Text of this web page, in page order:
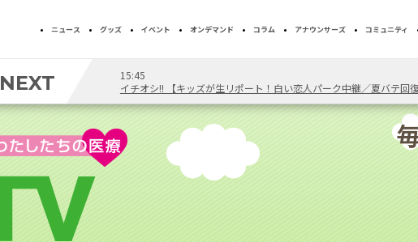
ニュース グッズ イベント オンデマンド コラム アナウンサーズ コミュニティ
NEXT
15:45
イチオシ!! 【キッズが生リポート！白い恋人パーク中継／夏バテ回